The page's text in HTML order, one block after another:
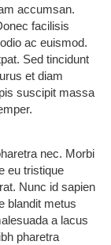
accumsan.
facilisis
ac euismod.
Sed tincidunt
et diam
suscipit massa
nec. Morbi
eu tristique
Nunc id sapien
blandit metus
a lacus
pharetra